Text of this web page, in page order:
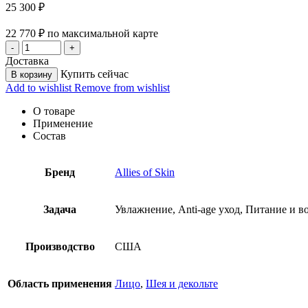
25 300 ₽
22 770 ₽ по максимальной карте
Доставка
В корзину
Купить сейчас
Add to wishlist Remove from wishlist
О товаре
Применение
Состав
Бренд Allies of Skin
Задача Увлажнение, Anti-age уход, Питание и
Производство США
Область применения Лицо, Шея и декольте